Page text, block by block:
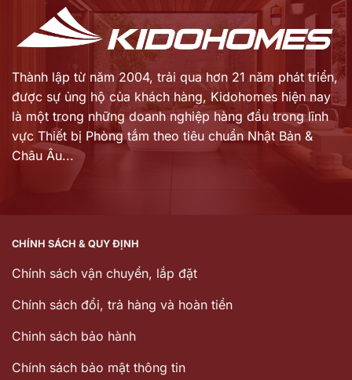
Thành lập từ năm 2004, trải qua hơn 21 năm phát triển,
được sự ủng hộ của khách hàng, Kidohomes hiện nay
là một trong những doanh nghiệp hàng đầu trong lĩnh
vực Thiết bị Phòng tắm theo tiêu chuẩn Nhật Bản &
Châu Âu...
CHÍNH SÁCH & QUY ĐỊNH
Chính sách vận chuyển, lắp đặt
Chính sách đổi, trả hàng và hoàn tiền
Chinh sách bảo hành
Chính sách bảo mật thông tin